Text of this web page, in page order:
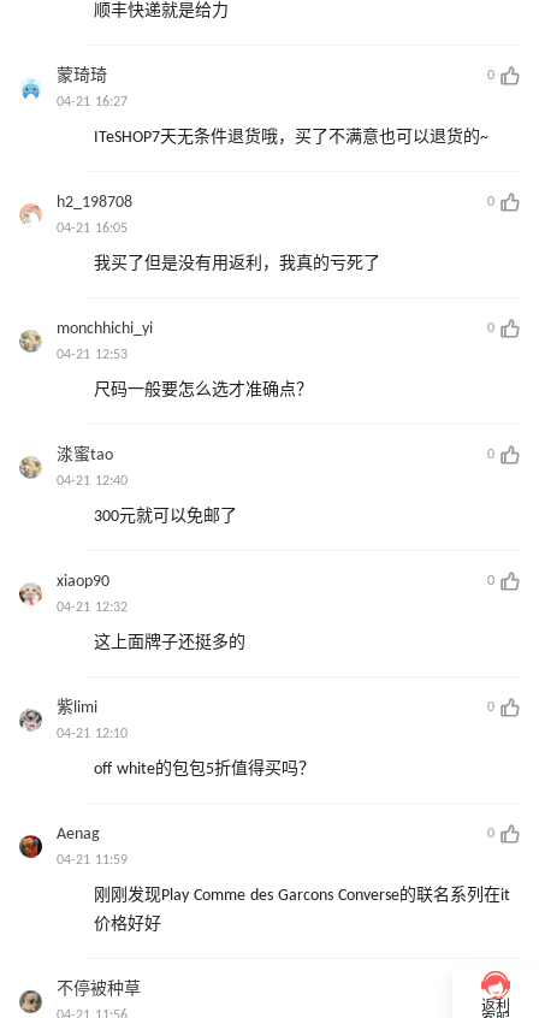
顺丰快递就是给力
蒙琦琦
0
04-21 16:27
ITeSHOP7天无条件退货哦，买了不满意也可以退货的~
h2_198708
0
04-21 16:05
我买了但是没有用返利，我真的亏死了
monchhichi_yi
0
04-21 12:53
尺码一般要怎么选才准确点？
渁蜜tao
0
04-21 12:40
300元就可以免邮了
xiaop90
0
04-21 12:32
这上面牌子还挺多的
紫limi
0
04-21 12:10
off white的包包5折值得买吗？
Aenag
0
04-21 11:59
刚刚发现Play Comme des Garcons Converse的联名系列在it
价格好好
不停被种草
0
返利